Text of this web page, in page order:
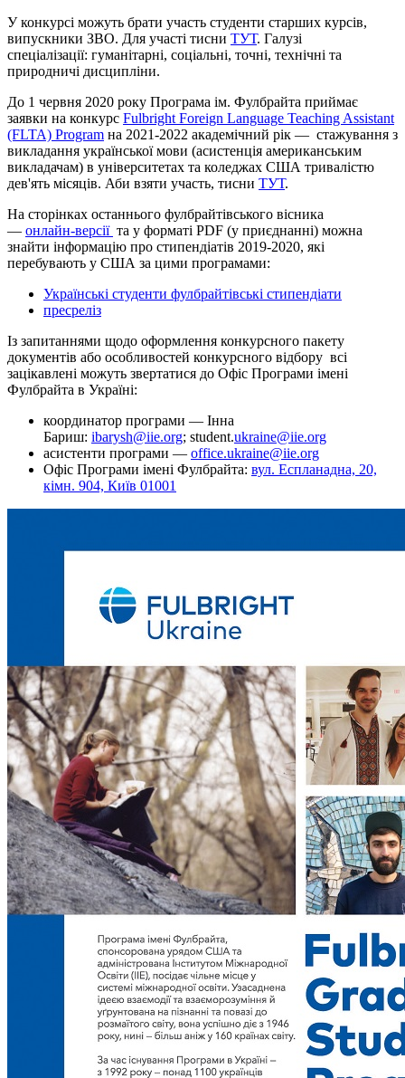
У конкурсі можуть брати участь студенти старших курсів,
випускники ЗВО. Для участі тисни ТУТ. Галузі
спеціалізації: гуманітарні, соціальні, точні, технічні та
природничі дисципліни.
До 1 червня 2020 року Програма ім. Фулбрайта приймає
заявки на конкурс Fulbright Foreign Language Teaching Assistant
(FLTA) Program на 2021-2022 академічний рік — стажування з
викладання української мови (асистенція американським
викладачам) в університетах та коледжах США тривалістю
дев'ять місяців. Аби взяти участь, тисни ТУТ.
На сторінках останнього фулбрайтівського вісника
— онлайн-версії та у форматі PDF (у приєднанні) можна
знайти інформацію про стипендіатів 2019-2020, які
перебувають у США за цими програмами:
Українські студенти фулбрайтівські стипендіати
пресреліз
Із запитаннями щодо оформлення конкурсного пакету
документів або особливостей конкурсного відбору всі
зацікавлені можуть звертатися до Офіс Програми імені
Фулбрайта в Україні:
координатор програми — Інна
Бариш: ibarysh@iie.org; student.ukraine@iie.org
асистенти програми — office.ukraine@iie.org
Офіс Програми імені Фулбрайта: вул. Еспланадна, 20,
кiмн. 904, Київ 01001